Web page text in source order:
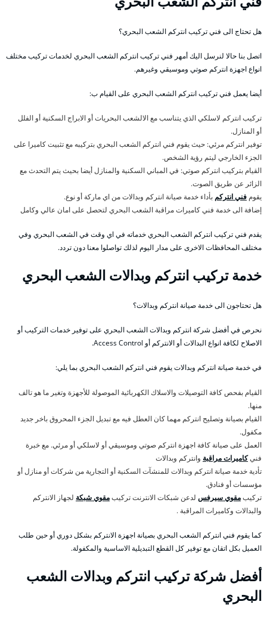
هل تحتاج الى فني تركيب انتركم الشعب البحري؟
اتصل بنا حالا لنرسل اليك أمهر فني تركيب انتركم الشعب البحري لخدمات تركيب مختلف
انواع اجهزة انتركم صوتي وموسيقي وغيرهم.
أيضا يعمل فني تركيب انتركم الشعب البحري على القيام ب:
تركيب انتركم لاسلكي الذي يتناسب مع الالشعب البحريات أو الابراج السكنية أو الفلل
أو المنازل.
توفير انتركم مرئي: حيث يقوم فني انتركم الشعب البحري بتركيبه مع تثبيت كاميرا على
الجزء الخارجي ليتم رؤية الشخص.
القيام بتركيب انتركم صوتي: في المباني السكنية والمنازل أيضا بحيث يتم التحدث مع
الزائر عن طريق الصوت.
يقوم فني انتركم بأداء خدمة صيانة انتركم وبدالات من اي ماركة أو نوع.
إضافة الى خدمة فني كاميرات مراقبة الشعب البحري لتحصل على امان عالي وكامل
يقدم فني تركيب انتركم الشعب البحري خدماته في اي وقت في الشعب البحري وفي
مختلف المحافظات الاخرى على مدار اليوم لذلك تواصلوا معنا دون تردد.
خدمة تركيب انتركم وبدالات الشعب البحري
هل تحتاجون الى خدمة صيانة انتركم وبدالات؟
نحرص في أفضل شركة انتركم وبدالات الشعب البحري على توفير خدمات التركيب أو
الاصلاح لكافة انواع البدالات أو الانتركم أو Access Control.
في خدمة صيانة انتركم وبدالات يقوم فني انتركم الشعب البحري بما يلي:
القيام بفحص كافة التوصيلات والاسلاك الكهربائية الموصولة للأجهزة وتغير ما هو تالف
منها.
القيام بصيانة وتصليح انتركم مهما كان العطل فيه مع تبديل الجزء المحروق باخر جديد
مكفول.
العمل على صيانة كافة اجهزة انتركم صوتي وموسيقي أو لاسلكي أو مرئي. مع خبرة
فنيكاميرات مراقبة وانتركم وبدالات
تأدية خدمة صيانة انتركم وبدالات للمنشآت السكنية أو التجارية من شركات أو منازل أو
مؤسسات أو فنادق.
تركيبمقوي سيرفس لدعن شبكات الانترنت تركيبمقوي شبكة لجهاز الانتركم
والبدالات وكاميرات المراقبة .
كما يقوم فني انتركم الشعب البحري بصيانة اجهزة الانتركم بشكل دوري أو حين طلب
العميل بكل اتقان مع توفير كل القطع التبديلية الاساسية والمكفولة.
أفضل شركة تركيب انتركم وبدالات الشعب
البحري